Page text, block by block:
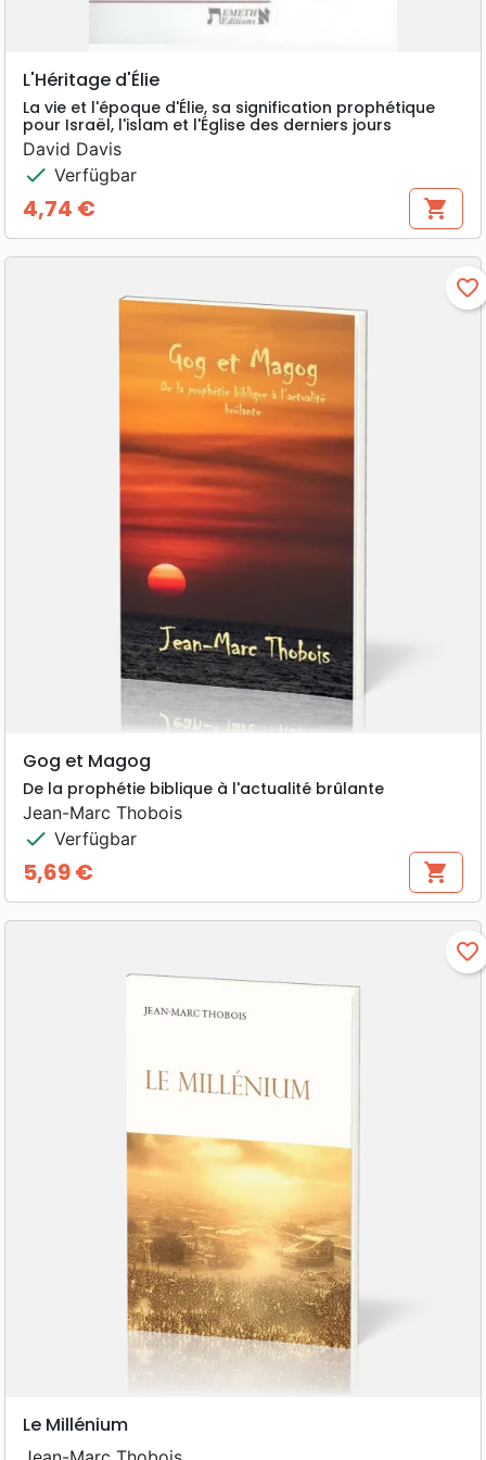
L'Héritage d'Élie
La vie et l'époque d'Élie, sa signification prophétique
pour Israël, l'islam et l'Église des derniers jours
David Davis
check Verfügbar
Preis
4,74 € shopping_cart
favorite_border
Gog et Magog
De la prophétie biblique à l'actualité brûlante
Jean-Marc Thobois
check Verfügbar
Preis
5,69 € shopping_cart
favorite_border
Le Millénium